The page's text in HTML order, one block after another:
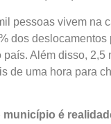
pessoas vivem na
dos deslocamentos
país. Além disso, 2,5
de uma hora para
é